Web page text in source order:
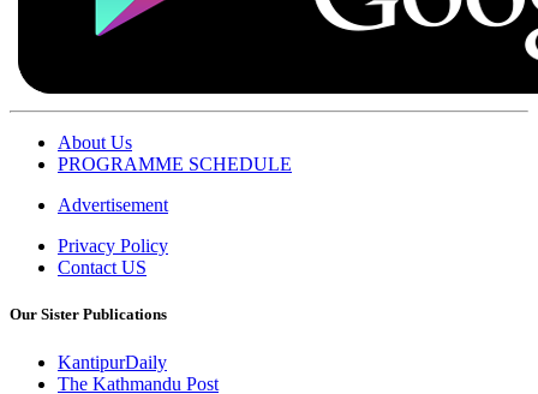
About Us
PROGRAMME SCHEDULE
Advertisement
Privacy Policy
Contact US
Our Sister Publications
KantipurDaily
The Kathmandu Post